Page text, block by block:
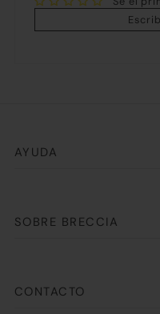
AYUDA
SOBRE BRECCIA
CONTACTO